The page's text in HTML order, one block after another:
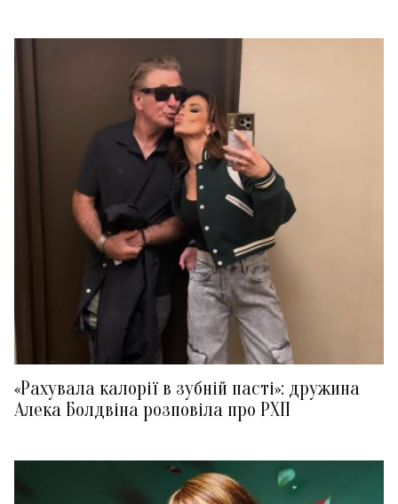
«Рахувала калорії в зубній пасті»: дружина
Алека Болдвіна розповіла про РХП